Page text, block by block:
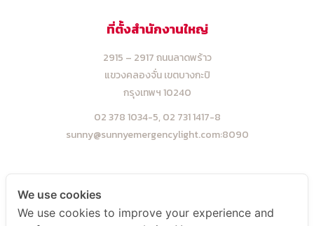
ที่ตั้งสำนักงานใหญ่
2915 – 2917 ถนนลาดพร้าว
แขวงคลองจั่น เขตบางกะปิ
กรุงเทพฯ 10240
02 378 1034-5, 02 731 1417-8
sunny@sunnyemergencylight.com:8090
5 ,7 ,9 ซ.โพธิ์แก้ว 3 แยก 9
We use cookies
We use cookies to improve your experience and